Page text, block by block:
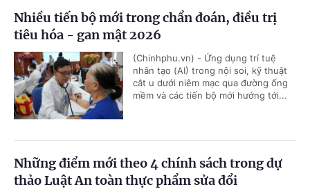
Nhiều tiến bộ mới trong chẩn đoán, điều trị
tiêu hóa - gan mật 2026
(Chinhphu.vn) - Ứng dụng trí tuệ
nhân tạo (AI) trong nội soi, kỹ thuật
cắt u dưới niêm mạc qua đường ống
mềm và các tiến bộ mới hướng tới...
Những điểm mới theo 4 chính sách trong dự
thảo Luật An toàn thực phẩm sửa đổi